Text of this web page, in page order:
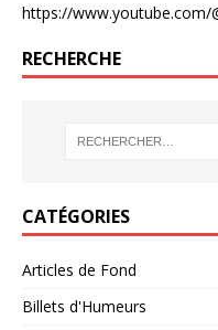
https://www.youtube.com/
RECHERCHE
CATÉGORIES
Articles de Fond
Billets d'Humeurs